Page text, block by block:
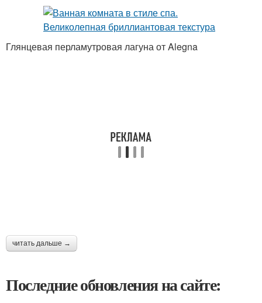
Глянцевая перламутровая лагуна от Alegna
читать дальше →
Последние обновления на сайте: